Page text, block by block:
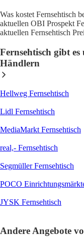
Was kostet Fernsehtisch
aktuellen OBI Prospekt
aktuellen Fernsehtisch
Fernsehtisch gibt
Händlern
Hellweg Fernsehtisch
Lidl Fernsehtisch
MediaMarkt Fernsehtisch
real,- Fernsehtisch
Segmüller Fernsehtisch
POCO
JYSK Fernsehtisch
Andere Angebote